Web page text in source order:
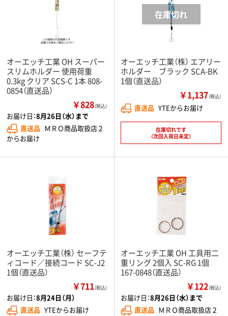
オーエッチ工業 OH スーパー
スリムホルダー 使用荷重
0.3kg クリア SCS-C 1本 808-
0854（直送品）
￥828（税込）
お届け日：8月26日（水）まで
直送品 ＭＲＯ商品取扱店２
からお届け
オーエッチ工業（株） エアリー
ホルダー ブラック SCA-BK
1個（直送品）
￥1,137（税込）
直送品 YTEからお届け
在庫切れです
（次回入荷日未定）
オーエッチ工業（株） セーフテ
ィコード／接続コード SC-J2
1個（直送品）
￥711（税込）
お届け日：8月24日（月）
直送品 YTEからお届け
オーエッチ工業 OH 工具用二
重リング 2個入 SC-RG 1個
167-0848（直送品）
￥122（税込）
お届け日：8月26日（水）まで
直送品 ＭＲＯ商品取扱店２